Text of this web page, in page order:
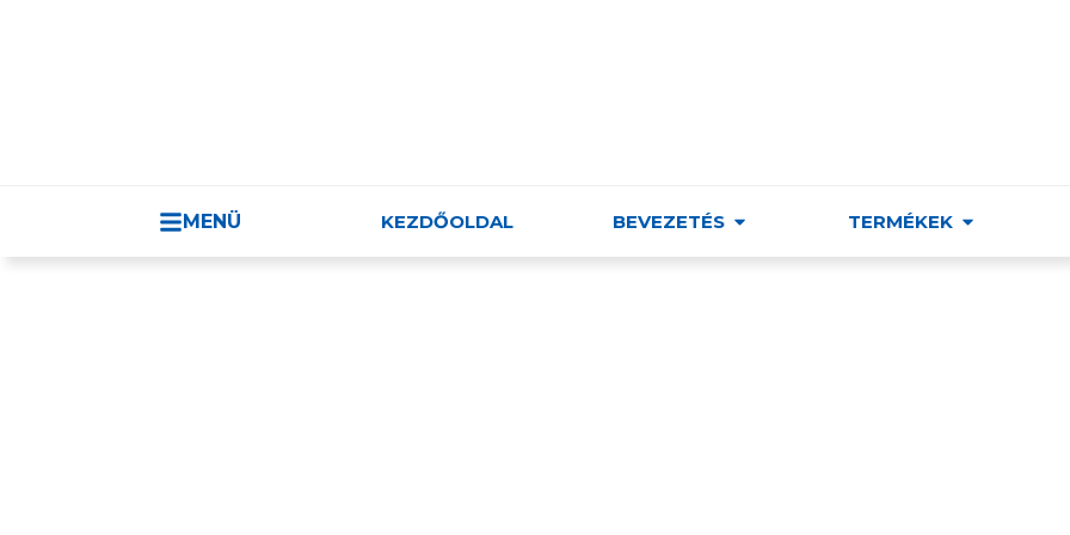
MENÜ KEZDŐOLDAL BEVEZETÉS TERMÉKEK